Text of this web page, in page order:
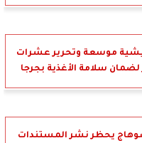
موسعة وتحرير عشرات
سلامة الأغذية بجرجا
يحظر نشر المستندات